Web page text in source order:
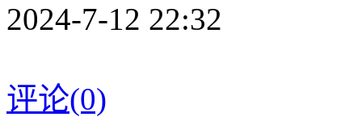
2024-7-12 22:32
评论(0)